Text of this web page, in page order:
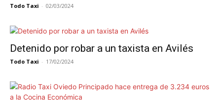
Todo Taxi - 02/03/2024
Detenido por robar a un taxista en Avilés
Todo Taxi - 17/02/2024